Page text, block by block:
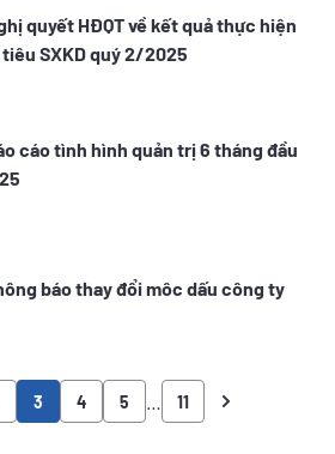
quyết HĐQT về kết quả thực hiện
SXKD quý 2/2025
cáo tình hình quản trị 6 tháng đầu
báo thay đổi môc dấu công ty
3 4 5 11